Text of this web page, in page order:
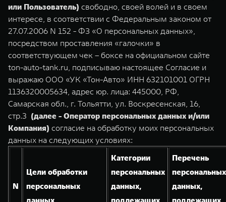
TANK 300
Следуй за открытиями
от 3 999 000 ₽
TANK 400
За пределы возможного
от 5 599 000 ₽
TANK 500
Веди за собой
TANK 700
Сила признания
от 10 199 000 ₽
Конфигуратор
Тест-драйв
Зарядные станции
ПОКУПКА АВТОМОБИЛЯ
TANK Финансы
Корпоративным клиентам
TANK ФИНАНСЫ
TANK Кредит
TANK Лизинг
Помощь на дороге
Калькулятор ТО
Нулевое ТО
Сервис
Специальные предложения
Моторные масла
ЦИФРОВЫЕ СЕРВИСЫ TANK
Цифровые сервисы TANK
35 лет GWM
GWM ТЕХ ДЕНЬ
Новости
или Пользователь) свободно, своей волей и в своем
интересе, в соответствии с Федеральным законом от
27.07.2006 N 152 - ФЗ «О персональных данных»,
посредством проставления «галочки» в
соответствующем чек – боксе на официальном сайте
ton-auto-tank.ru, подписываю настоящее Согласие и
выражаю ООО «УК «Тон-Авто» ИНН 632101001 ОГРН
1136320005634, адрес юр. лица: 445000, РФ,
Самарская обл., г. Тольятти, ул. Воскресенская, 16,
стр.3 (далее - Оператор персональных данных и/или
Компания) согласие на обработку моих персональных
данных на следующих условиях:
N
Цели обработки
персональных
данных
Категории
персональных
данных,
подлежащих
Перечень
персональных
данных,
подлежащих